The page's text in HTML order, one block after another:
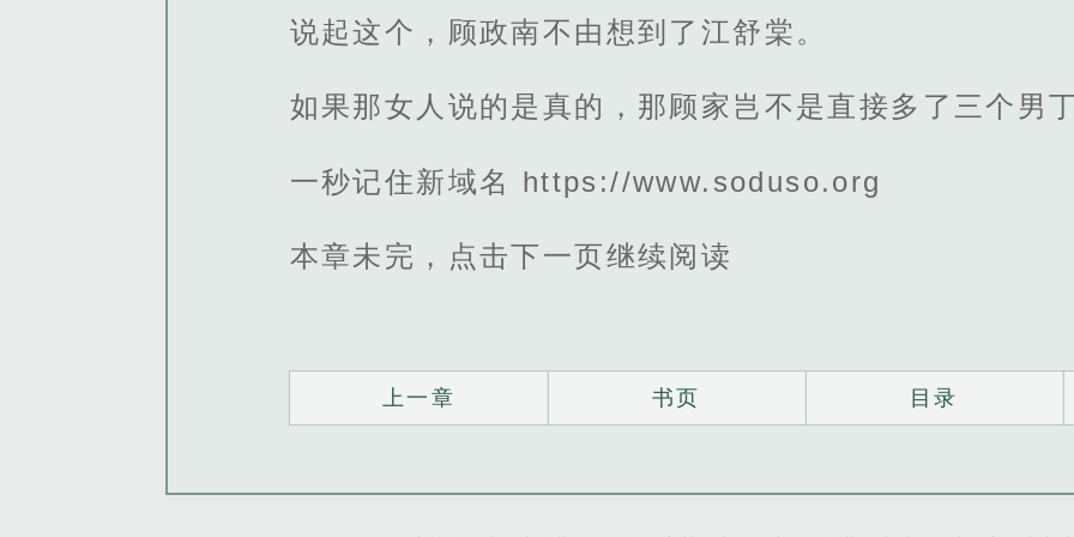
说起这个，顾政南不由想到了江舒棠。
如果那女人说的是真的，那顾家岂不是直接多了三个男
一秒记住新域名 https://www.soduso.org
本章未完，点击下一页继续阅读
上一章 书页 目录